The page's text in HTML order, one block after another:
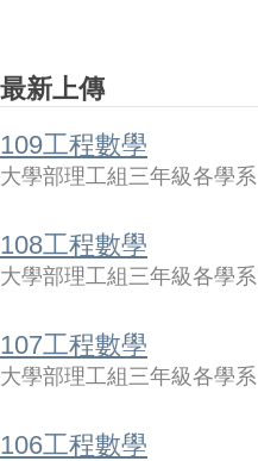
最新上傳
109工程數學
大學部理工組三年級各學系
108工程數學
大學部理工組三年級各學系
107工程數學
大學部理工組三年級各學系
106工程數學